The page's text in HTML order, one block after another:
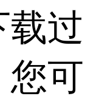
载过
您可